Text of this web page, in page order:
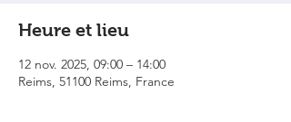
Heure et lieu
12 nov. 2025, 09:00 – 14:00
Reims, 51100 Reims, France